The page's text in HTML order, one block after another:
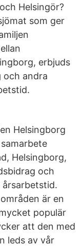
Helsingör?
som ger
erbjuds
och andra
Helsingborg
Helsingborg,
och
är en
populär
att den med
leds av vår